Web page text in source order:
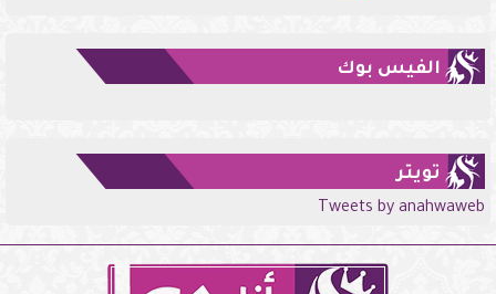
الفيس بوك
تويتر
Tweets by anahwaweb